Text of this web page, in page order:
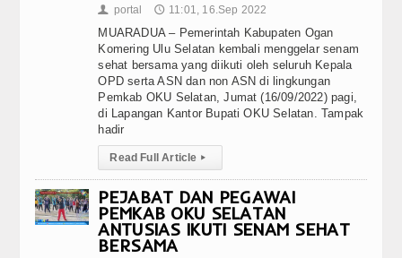
👤 portal 🕔 11:01, 16.Sep 2022
MUARADUA – Pemerintah Kabupaten Ogan
Komering Ulu Selatan kembali menggelar senam
sehat bersama yang diikuti oleh seluruh Kepala
OPD serta ASN dan non ASN di lingkungan
Pemkab OKU Selatan, Jumat (16/09/2022) pagi,
di Lapangan Kantor Bupati OKU Selatan. Tampak
hadir
Read Full Article ▸
PEJABAT DAN PEGAWAI
PEMKAB OKU SELATAN
ANTUSIAS IKUTI SENAM SEHAT
BERSAMA